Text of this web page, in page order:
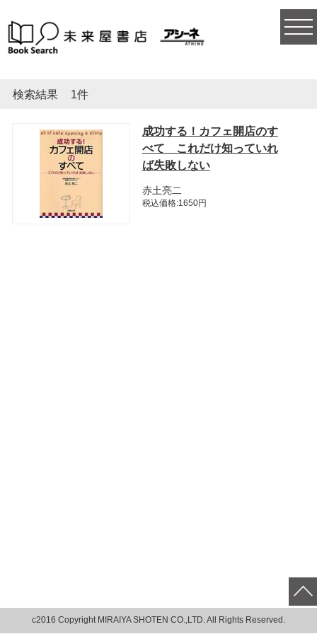
検索結果 1件
成功する！カフェ開店のす
べて これだけ知っていれ
ば失敗しない
赤土亮二
税込価格:1650円
c2016 Copyright MIRAIYA SHOTEN CO.,LTD. All Rights Reserved.